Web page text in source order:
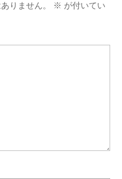
りません。 ※ が付いてい